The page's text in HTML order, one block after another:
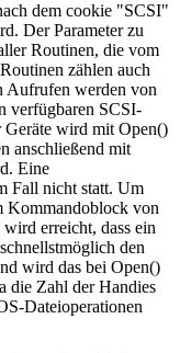
dem cookie "SCSI"
Der Parameter zu
Routinen, die vom
zählen auch
Aufrufen werden von
verfügbaren SCSI-
Geräte wird mit Open()
anschließend mit
Eine
Fall nicht statt. Um
Kommandoblock von
erreicht, dass ein
den
wird das bei Open()
die Zahl der Handies
Dateioperationen